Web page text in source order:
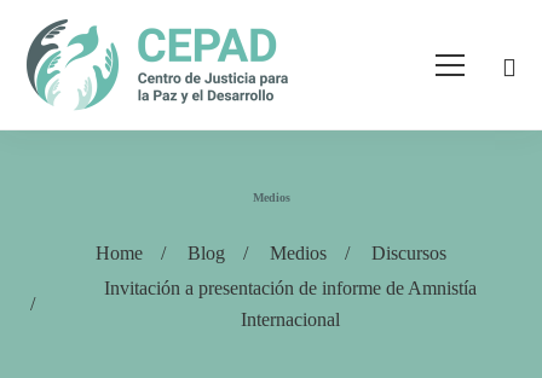
Medios
Home Blog Medios
Discursos
Invitación a presentación de informe de Amnistía
Internacional